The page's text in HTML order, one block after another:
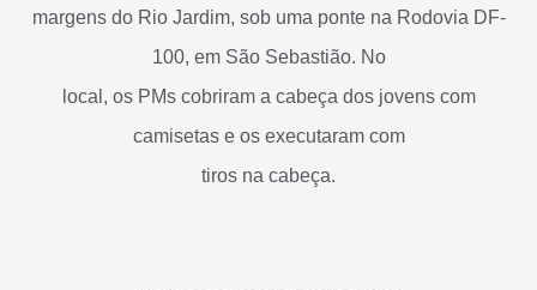
margens do Rio Jardim, sob uma ponte na Rodovia DF-
100, em São Sebastião. No
local, os PMs cobriram a cabeça dos jovens com
camisetas e os executaram com
tiros na cabeça.